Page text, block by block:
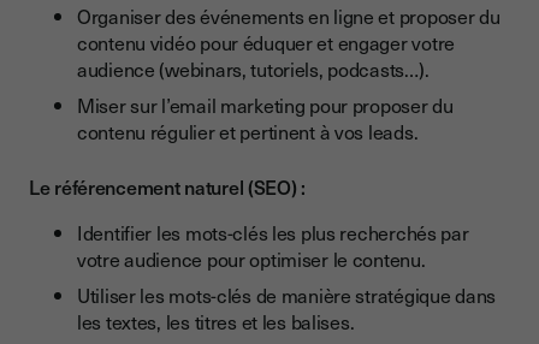
Organiser des événements en ligne et proposer du
contenu vidéo pour éduquer et engager votre
audience (webinars, tutoriels, podcasts…).
Miser sur l’email marketing pour proposer du
contenu régulier et pertinent à vos leads.
Le référencement naturel (SEO) :
Identifier les mots-clés les plus recherchés par
votre audience pour optimiser le contenu.
Utiliser les mots-clés de manière stratégique dans
les textes, les titres et les balises.